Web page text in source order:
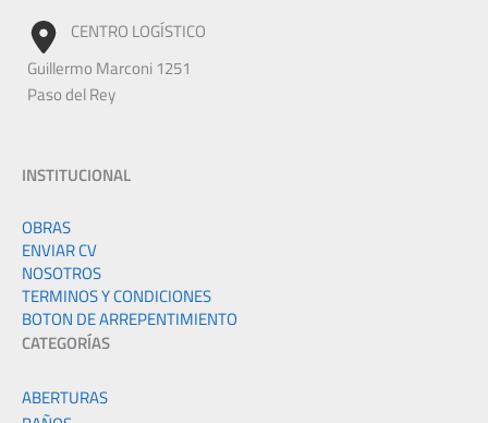
CENTRO LOGÍSTICO
Guillermo Marconi 1251
Paso del Rey
INSTITUCIONAL
OBRAS
ENVIAR CV
NOSOTROS
TERMINOS Y CONDICIONES
BOTON DE ARREPENTIMIENTO
CATEGORÍAS
ABERTURAS